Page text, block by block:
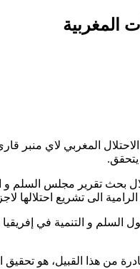
المغربية
المغربي لاي منبر قاري
المجلس الوطني الصحراوي الذي يمثل رئيس الجمهورية في اشغال قمة رؤساء
الى تشريع احتلالها
و التنمية في
من هذا القبيل، هو تحقيق